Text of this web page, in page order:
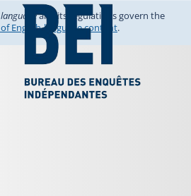
and its regulations govern the
English-language content.